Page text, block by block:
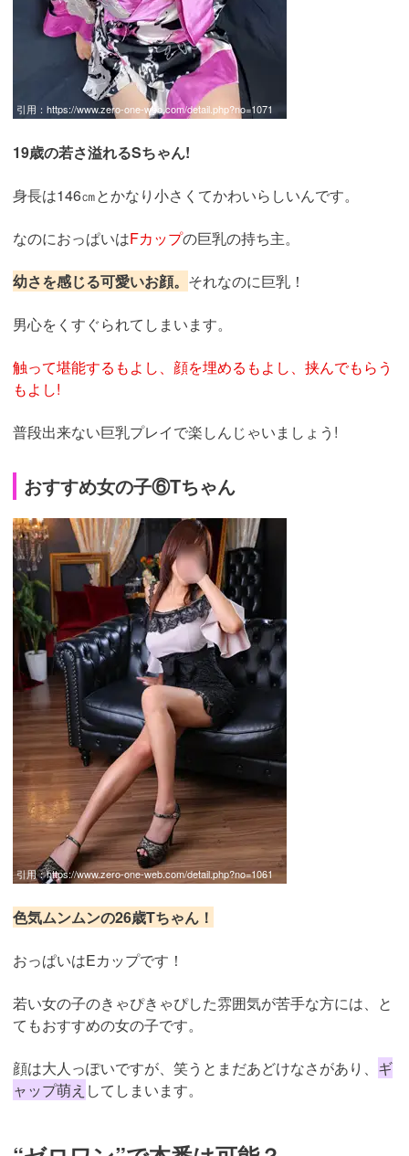
引用： https://www.zero-one-web.com/detail.php?no=1071
19歳の若さ溢れるSちゃん!
身長は146㎝とかなり小さくてかわいらしいんです。
なのにおっぱいはFカップの巨乳の持ち主。
幼さを感じる可愛いお顔。 それなのに巨乳！
男心をくすぐられてしまいます。
触って堪能するもよし、顔を埋めるもよし、挟んでもらう
もよし!
普段出来ない巨乳プレイで楽しんじゃいましょう!
おすすめ女の子⑥Tちゃん
引用：https://www.zero-one-web.com/detail.php?no=1061
色気ムンムンの26歳Tちゃん！
おっぱいはEカップです！
若い女の子のきゃぴきゃぴした雰囲気が苦手な方には、と
てもおすすめの女の子です。
顔は大人っぽいですが、笑うとまだあどけなさがあり、 ギ
ャップ萌え してしまいます。